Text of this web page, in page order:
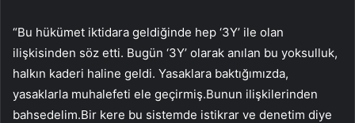
“Bu hükümet iktidara geldiğinde hep ‘3Y’ ile olan
ilişkisinden söz etti. Bugün ‘3Y’ olarak anılan bu yoksulluk,
halkın kaderi haline geldi. Yasaklara baktığımızda,
yasaklarla muhalefeti ele geçirmiş.Bunun ilişkilerinden
bahsedelim.Bir kere bu sistemde istikrar ve denetim diye